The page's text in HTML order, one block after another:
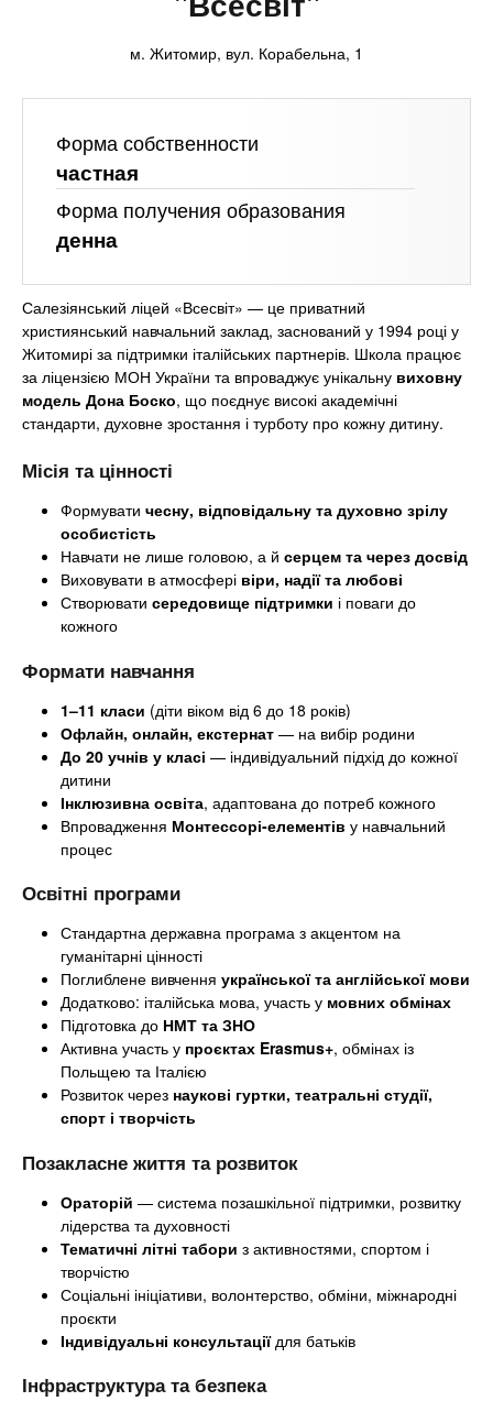
n
o
Онлайн курсы
м. Житомир, вул. Корабельна, 1
Форма собственности
частная
Форма получения образования
денна
Салезіянський ліцей «Всесвіт» — це приватний
християнський навчальний заклад, заснований у 1994 році у
Житомирі за підтримки італійських партнерів. Школа працює
за ліцензією МОН України та впроваджує унікальну виховну
модель Дона Боско, що поєднує високі академічні
стандарти, духовне зростання і турботу про кожну дитину.
Місія та цінності
Формувати чесну, відповідальну та духовно зрілу
особистість
Навчати не лише головою, а й серцем та через досвід
Виховувати в атмосфері віри, надії та любові
Створювати середовище підтримки і поваги до
кожного
Формати навчання
1–11 класи (діти віком від 6 до 18 років)
Офлайн, онлайн, екстернат — на вибір родини
До 20 учнів у класі — індивідуальний підхід до кожної
дитини
Інклюзивна освіта, адаптована до потреб кожного
Впровадження Монтессорі-елементів у навчальний
процес
Освітні програми
Стандартна державна програма з акцентом на
гуманітарні цінності
Поглиблене вивчення української та англійської мови
Додатково: італійська мова, участь у мовних обмінах
Підготовка до НМТ та ЗНО
Активна участь у проєктах Erasmus+, обмінах із
Польщею та Італією
Розвиток через наукові гуртки, театральні студії,
спорт і творчість
Позакласне життя та розвиток
Ораторій — система позашкільної підтримки, розвитку
лідерства та духовності
Тематичні літні табори з активностями, спортом і
творчістю
Соціальні ініціативи, волонтерство, обміни, міжнародні
проєкти
Індивідуальні консультаціїдля батьків
Інфраструктура та безпека